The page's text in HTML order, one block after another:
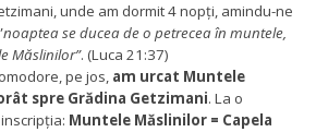
unde am dormit 4 nopți, amindu-ne
noaptea se ducea de o petrecea în muntele,
Măslinilor”. (Luca 21:37)
pe jos, am urcat Muntele
spre Grădina Getzimani. La o
Muntele Măslinilor = Capela